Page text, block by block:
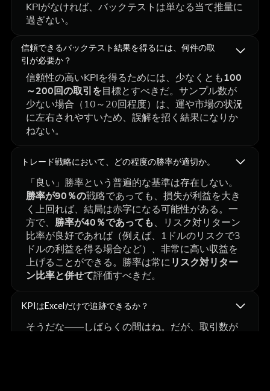
KPIがなければ、バックテストは単なる当て推量に
過ぎない。
信頼できるバックテスト結果を得るには、何件の取
引が必要か？
信頼性の高いKPIを得るためには、少なくとも100
～200回の取引を目標とすべきだ。サンプル数が
少ない場合（10～20回程度）は、運や市場の状況
に左右されやすいため、誤解を招く結果になりか
ねない。
トレード戦略において、どの程度の勝率が適切か。
「良い」勝率という普遍的な基準は存在しない。
勝率が90％の戦略であっても、損失が利益を大き
く上回れば、結局は赤字になる可能性がある。一
方で、 勝率が40％であっても、リスク対リターン
比率が良好であれば（例えば、1ドルのリスクで3
ドルの利益を得る場合など）、非常に高い収益を
上げることができる。勝率は常にリスク対リター
ン比率と併せて評価すべきだ。
KPIはExcelだけで追跡できるか？
そうだな――しばらくの間はね。だが、取引数が